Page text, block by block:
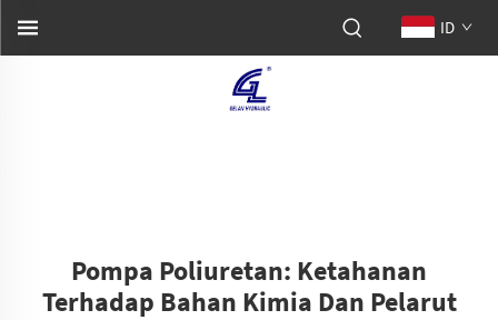
ID
Pompa Poliuretan: Ketahanan
Terhadap Bahan Kimia Dan Pelarut